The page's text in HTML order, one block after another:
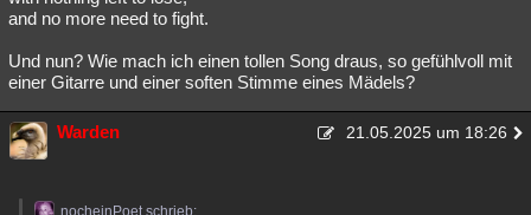
and no more need to fight.
Und nun? Wie mach ich einen tollen Song draus, so gefühlvoll mit
einer Gitarre und einer soften Stimme eines Mädels?
Warden 21.05.2025 um 18:26
nocheinPoet schrieb: